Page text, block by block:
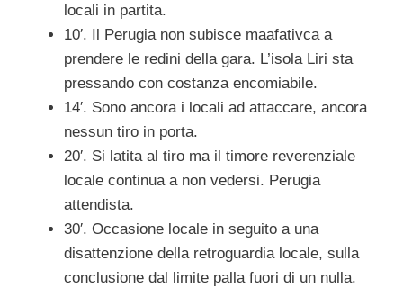
locali in partita.
10′. Il Perugia non subisce maafativca a
prendere le redini della gara. L’isola Liri sta
pressando con costanza encomiabile.
14′. Sono ancora i locali ad attaccare, ancora
nessun tiro in porta.
20′. Si latita al tiro ma il timore reverenziale
locale continua a non vedersi. Perugia
attendista.
30′. Occasione locale in seguito a una
disattenzione della retroguardia locale, sulla
conclusione dal limite palla fuori di un nulla.